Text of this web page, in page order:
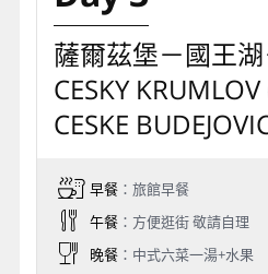
薩爾茲堡－國王
CESKY
CESKE
早餐：旅館早餐
午餐：方便逛街 敬請自理
晚餐：中式六菜一湯+水果